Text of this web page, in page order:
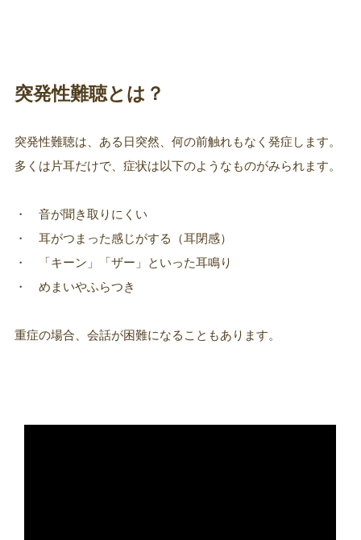
突発性難聴とは？
突発性難聴は、ある日突然、何の前触れもなく発症します。
多くは片耳だけで、症状は以下のようなものがみられます。
・ 音が聞き取りにくい
・ 耳がつまった感じがする（耳閉感）
・ 「キーン」「ザー」といった耳鳴り
・ めまいやふらつき
重症の場合、会話が困難になることもあります。